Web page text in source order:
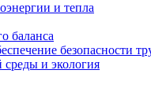
и тепла
баланса
безопасности
и экология